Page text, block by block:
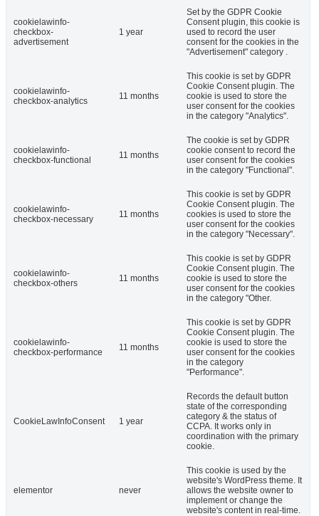
cookielawinfo-
checkbox-
advertisement
1 year
Set by the GDPR Cookie
Consent plugin, this cookie is
used to record the user
consent for the cookies in the
"Advertisement" category .
cookielawinfo-
checkbox-analytics
11 months
This cookie is set by GDPR
Cookie Consent plugin. The
cookie is used to store the
user consent for the cookies
in the category "Analytics".
cookielawinfo-
checkbox-functional
11 months
The cookie is set by GDPR
cookie consent to record the
user consent for the cookies
in the category "Functional".
cookielawinfo-
checkbox-necessary
11 months
This cookie is set by GDPR
Cookie Consent plugin. The
cookies is used to store the
user consent for the cookies
in the category "Necessary".
cookielawinfo-
checkbox-others
11 months
This cookie is set by GDPR
Cookie Consent plugin. The
cookie is used to store the
user consent for the cookies
in the category "Other.
cookielawinfo-
checkbox-performance
11 months
This cookie is set by GDPR
Cookie Consent plugin. The
cookie is used to store the
user consent for the cookies
in the category
"Performance".
CookieLawInfoConsent 1 year
Records the default button
state of the corresponding
category & the status of
CCPA. It works only in
coordination with the primary
cookie.
elementor never
This cookie is used by the
website's WordPress theme. It
allows the website owner to
implement or change the
website's content in real-time.